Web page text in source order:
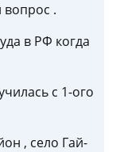
вопрос .
в РФ когда
с 1-ого
, село Гай-